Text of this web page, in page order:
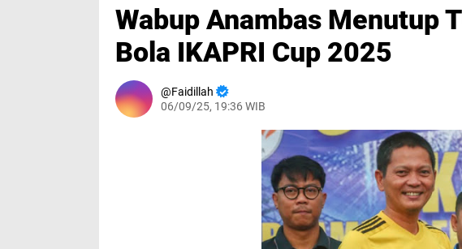
Wabup Anambas Menutup
Bola IKAPRI Cup 2025
Faidillah
06/09/25, 19:36 WIB